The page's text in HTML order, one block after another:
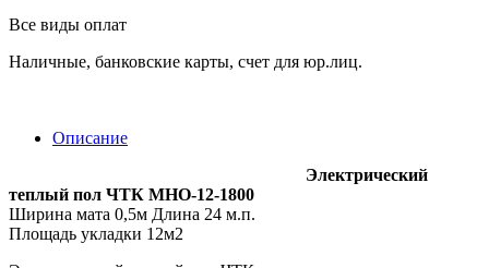
Все виды оплат
Наличные, банковские карты, счет для юр.лиц.
Описание
Электрический
теплый пол ЧТК МНО-12-1800
Ширина мата 0,5м Длина 24 м.п.
Площадь укладки 12м2